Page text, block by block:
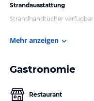
Strandausstattung
Strandhandtücher verfügbar
Mehr anzeigen
Gastronomie
Restaurant